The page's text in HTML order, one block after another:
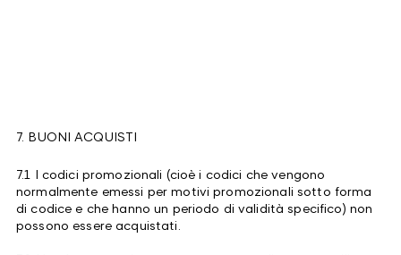
7. BUONI ACQUISTI
7.1 I codici promozionali (cioè i codici che vengono
normalmente emessi per motivi promozionali sotto forma
di codice e che hanno un periodo di validità specifico) non
possono essere acquistati.